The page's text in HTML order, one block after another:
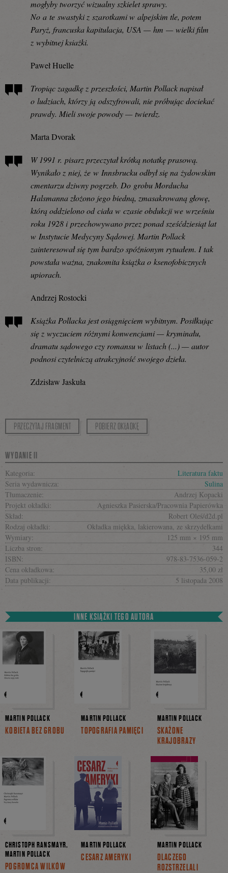
mogłyby tworzyć wizualny szkielet sprawy.
No a te swastyki z szarotkami w alpejskim tle, potem
Paryż, francuska kapitulacja, USA — hm — wielki film
z wybitnej ksiażki.
Paweł Huelle
Tropiąc zagadkę z przeszłości, Martin Pollack napisał
o ludziach, którzy ją odszyfrowali, nie próbując dociekać
prawdy. Mieli swoje powody — twierdz.
Marta Dvorak
W 1991 r. pisarz przeczytał krótką notatkę prasową.
Wynikało z niej, że w Innsbrucku odbył się na żydowskim
cmentarzu dziwny pogrzeb. Do grobu Morducha
Halsmanna złożono jego biedną, zmasakrowaną głowę,
którą oddzielono od ciała w czasie obdukcji we wrześniu
roku 1928 i przechowywano przez ponad sześćdziesiąt lat
w Instytucie Medycyny Sądowej. Martin Pollack
zainteresował się tym bardzo spóźnionym rytuałem. I tak
powstała ważna, znakomita książka o ksenofobicznych
upiorach.
Andrzej Rostocki
Książka Pollacka jest osiągnięciem wybitnym. Posiłkując
się z wyczuciem różnymi konwencjami — kryminału,
dramatu sądowego czy romansu w listach (...) — autor
podnosi czytelniczą atrakcyjność swojego dzieła.
Zdzisław Jaskuła
PRZECZYTAJ FRAGMENT POBIERZ OKŁADKĘ
WYDANIE II
Kategoria:
Literatura faktu
Seria wydawnicza:
Sulina
Tłumaczenie:
Andrzej Kopacki
Projekt okładki:
Agnieszka Pasierska/Pracownia Papierówka
Skład:
Robert Oleś/d2d.pl
Rodzaj okładki:
Okładka miękka, lakierowana, ze skrzydełkami
Wymiary:
125 mm × 195 mm
Liczba stron:
344
ISBN:
978-83-7536-059-2
Cena okładkowa:
35,00 zł
Data publikacji:
5 listopada 2008
INNE KSIĄŻKI TEGO AUTORA
MARTIN POLLACK
KOBIETA BEZ GROBU
MARTIN POLLACK
TOPOGRAFIA PAMIĘCI
MARTIN POLLACK
SKAŻONE
KRAJOBRAZY
CHRISTOPH RANSMAYR,
MARTIN POLLACK
POGROMCA WILKÓW
MARTIN POLLACK
CESARZ AMERYKI
MARTIN POLLACK
DLACZEGO
ROZSTRZELALI